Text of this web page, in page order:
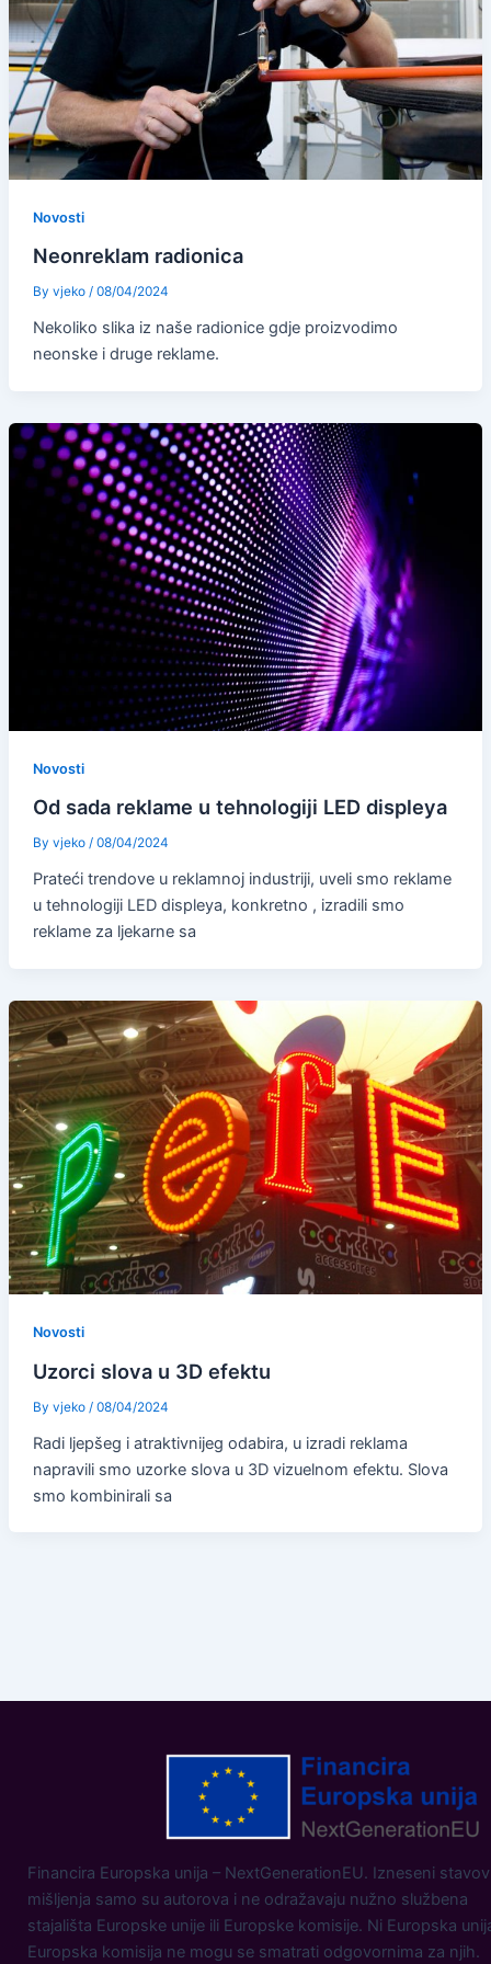
Novosti
Neonreklam radionica
By vjeko / 08/04/2024
Nekoliko slika iz naše radionice gdje proizvodimo
neonske i druge reklame.
Novosti
Od sada reklame u tehnologiji LED displeya
By vjeko / 08/04/2024
Prateći trendove u reklamnoj industriji, uveli smo reklame
u tehnologiji LED displeya, konkretno , izradili smo
reklame za ljekarne sa
Novosti
Uzorci slova u 3D efektu
By vjeko / 08/04/2024
Radi ljepšeg i atraktivnijeg odabira, u izradi reklama
napravili smo uzorke slova u 3D vizuelnom efektu. Slova
smo kombinirali sa
Financira Europska unija – NextGenerationEU. Izneseni
mišljenja samo su autorova i ne odražavaju nužno službena
stajališta Europske unije ili Europske komisije. Ni Europska
Europska komisija ne mogu se smatrati odgovornima za njih.